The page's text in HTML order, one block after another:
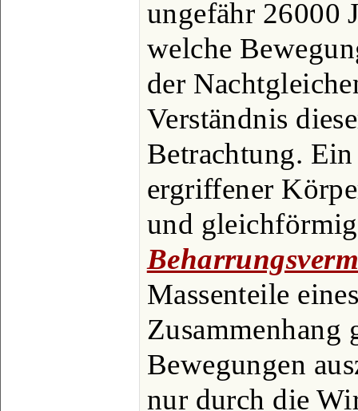
ungefähr 26000
welche
der
Verständnis
Betrachtung.
ergriffener
und
Massenteile
Zusammenhang
Bewegungen
nur durch die